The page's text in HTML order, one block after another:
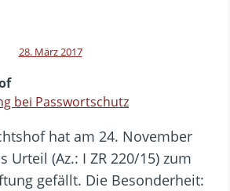
28. März 2017
bei Passwortschutz
hat am 24. November
Urteil (Az.: I ZR 220/15) zum
gefällt. Die Besonderheit: